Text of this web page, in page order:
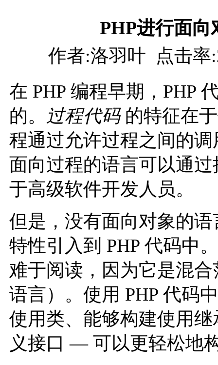
PHP进行面向
作者:洛羽叶 点击率:
在 PHP 编程早期，PHP
的。
过程代码的特征在
程通过允许过程之间的
面向过程的语言可以通
于高级软件开发人员。
但是，没有面向对象的
特性引入到 PHP 代码中
难于阅读，因为它是混
语言）。使用 PHP 代码
使用类、能够构建使用
义接口 — 可以更轻松地